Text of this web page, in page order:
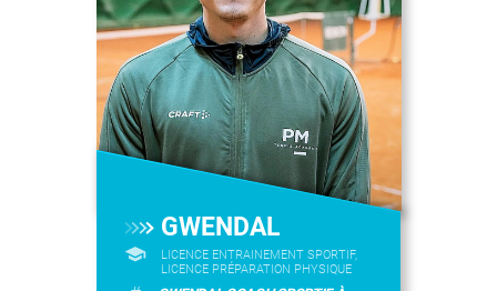
GWENDAL
LICENCE ENTRAINEMENT SPORTIF,
LICENCE PRÉPARATION PHYSIQUE